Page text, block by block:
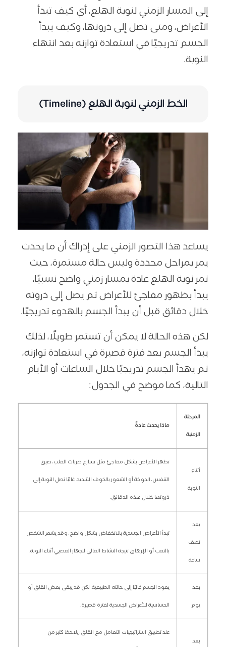
إلى المسار الزمني لنوبة الهلع، أي كيف تبدأ
الأعراض، ومتى تصل إلى ذروتها، وكيف يبدأ
الجسم تدريجيًا في استعادة توازنه بعد انتهاء
النوبة.
الخط الزمني لنوبة الهلع (Timeline)
يساعد هذا التصور الزمني على إدراك أن ما يحدث
يمر بمراحل محددة وليس حالة مستمرة، حيث
تمر نوبة الهلع عادة بمسار زمني واضح نسبيًا،
يبدأ بظهور مفاجئ للأعراض ثم يصل إلى ذروته
خلال دقائق قبل أن يبدأ الجسم بالهدوء تدريجيًا.
لكن هذه الحالة لا يمكن أن تستمر طويلًا، لذلك
يبدأ الجسم بعد فترة قصيرة في استعادة توازنه،
ثم يهدأ الجسم تدريجيًا خلال الساعات أو الأيام
التالية، كما موضح في الجدول:
المرحلة
الزمنية
ماذا يحدث عادةً
أثناء
النوبة
تظهر الأعراض بشكل مفاجئ مثل تسارع ضربات القلب، ضيق
التنفس، الدوخة أو الشعور بالخوف الشديد. غالبًا تصل النوبة إلى
ذروتها خلال هذه الدقائق.
بعد
نصف
ساعة
تبدأ الأعراض الجسدية بالانخفاض بشكل واضح، وقد يشعر الشخص
بالتعب أو الإرهاق نتيجة النشاط العالي للجهاز العصبي أثناء النوبة.
بعد
يوم
يعود الجسم غالبًا إلى حالته الطبيعية، لكن قد يبقى بعض القلق أو
الحساسية للأعراض الجسدية لفترة قصيرة.
بعد
عند تطبيق استراتيجيات التعامل مع القلق، يلاحظ كثير من